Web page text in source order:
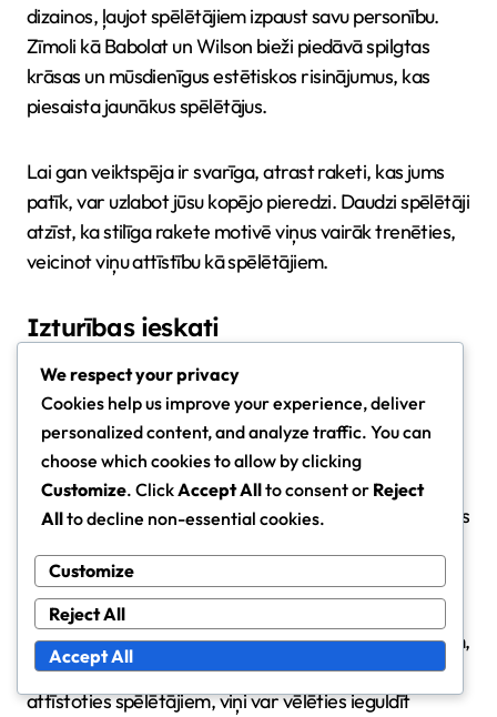
dizainos, ļaujot spēlētājiem izpaust savu personību.
Zīmoli kā Babolat un Wilson bieži piedāvā spilgtas
krāsas un mūsdienīgus estētiskos risinājumus, kas
piesaista jaunākus spēlētājus.
Lai gan veiktspēja ir svarīga, atrast raketi, kas jums
patīk, var uzlabot jūsu kopējo pieredzi. Daudzi spēlētāji
atzīst, ka stilīga rakete motivē viņus vairāk trenēties,
veicinot viņu attīstību kā spēlētājiem.
Izturības ieskati
Izturība ir galvenais faktors, izvēloties pieejamu
iesācēju raketi. Lielākā daļa iesācēju raketu ir
izstrādātas, lai izturētu regulāru lietošanu, taču
izmantotie materiāli var atšķirties. Grafīta un
kompozīta rāmji parasti piedāvā labāku izturību
salīdzinājumā ar alumīniju, kas bieži sastopams lētākos
Ir arī svarīgi ņemt vērā stīgas; iesācēju raketes
parasti nāk ar iepriekš uzstādītām sintētiskām stīgām,
kas ir pietiekamas gadījuma spēlēšanai. Tomēr,
attīstoties spēlētājiem, viņi var vēlēties ieguldīt
We respect your privacy
Cookies help us improve your experience, deliver
personalized content, and analyze traffic. You can
choose which cookies to allow by clicking
Customize. ClickAccept Allto consent or Reject
Allto decline non-essential cookies.
Customize
Reject All
Accept All